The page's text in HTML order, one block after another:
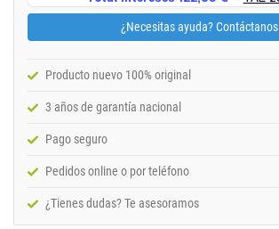
¿Necesitas ayuda? Contáctanos
Producto nuevo 100% original
3 años de garantía nacional
Pago seguro
Pedidos online o por teléfono
¿Tienes dudas? Te asesoramos